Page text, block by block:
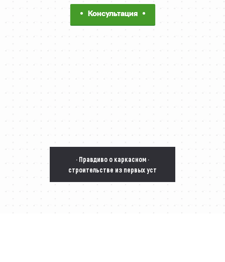
Консультация
· Правдиво о каркасном ·
строительстве из первых уст